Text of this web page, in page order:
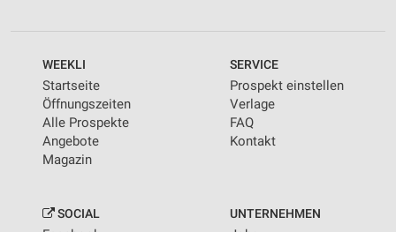
WEEKLI
Startseite
Öffnungszeiten
Alle Prospekte
Angebote
Magazin
SERVICE
Prospekt einstellen
Verlage
FAQ
Kontakt
SOCIAL UNTERNEHMEN